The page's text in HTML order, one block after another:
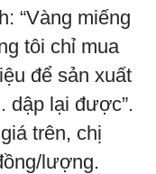
“Vàng miếng
tôi chỉ mua
để sản xuất
dập lại được”.
trên, chị
lượng.